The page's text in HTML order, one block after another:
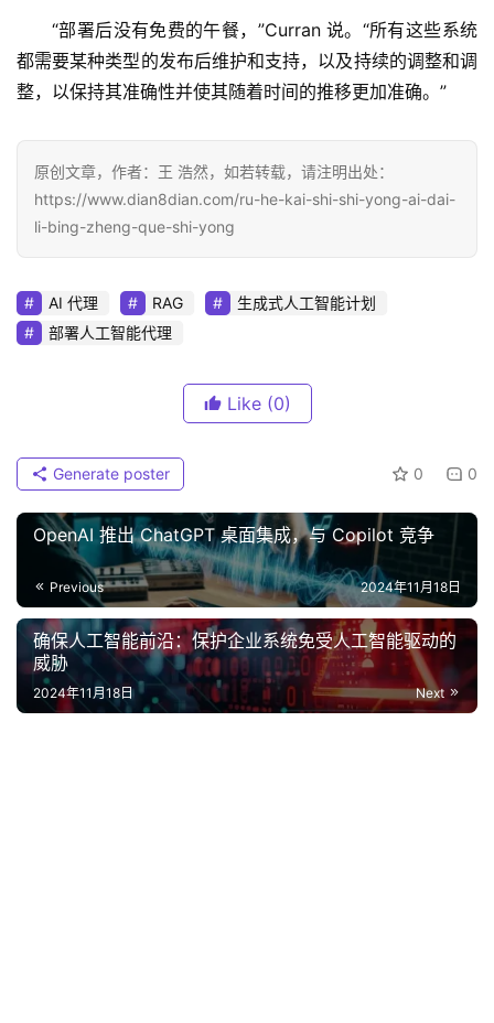
“部署后没有免费的午餐，”Curran 说。“所有这些系统
都需要某种类型的发布后维护和支持，以及持续的调整和调
整，以保持其准确性并使其随着时间的推移更加准确。”
原创文章，作者：王 浩然，如若转载，请注明出处：
https://www.dian8dian.com/ru-he-kai-shi-shi-yong-ai-dai-
li-bing-zheng-que-shi-yong
AI 代理 RAG
生成式人工智能计划
部署人工智能代理
Like (0)
0 0
Generate poster
OpenAI 推出 ChatGPT 桌面集成，与 Copilot 竞争
Previous 2024年11月18日
确保人工智能前沿：保护企业系统免受人工智能驱动的
威胁
Next
2024年11月18日